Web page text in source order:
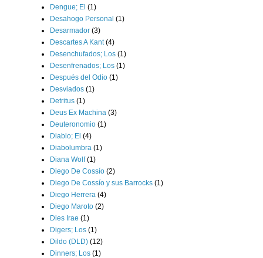
Dengue; El (1)
Desahogo Personal (1)
Desarmador (3)
Descartes A Kant (4)
Desenchufados; Los (1)
Desenfrenados; Los (1)
Después del Odio (1)
Desviados (1)
Detritus (1)
Deus Ex Machina (3)
Deuteronomio (1)
Diablo; El (4)
Diabolumbra (1)
Diana Wolf (1)
Diego De Cossío (2)
Diego De Cossío y sus Barrocks (1)
Diego Herrera (4)
Diego Maroto (2)
Dies Irae (1)
Digers; Los (1)
Dildo (DLD) (12)
Dinners; Los (1)